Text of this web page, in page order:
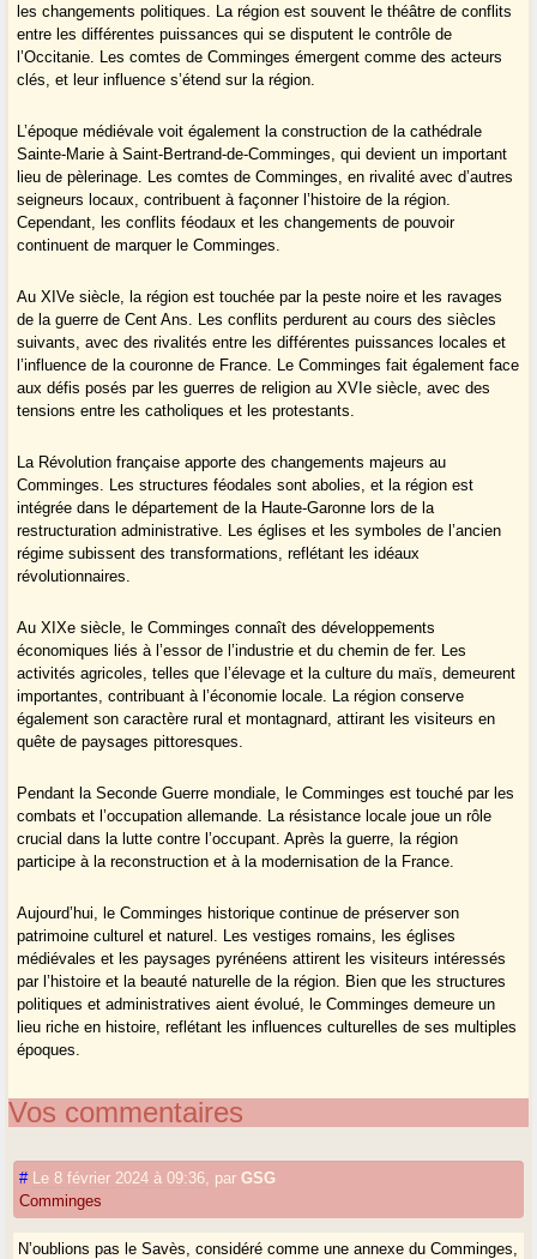
les changements politiques. La région est souvent le théâtre de conflits
entre les différentes puissances qui se disputent le contrôle de
l’Occitanie. Les comtes de Comminges émergent comme des acteurs
clés, et leur influence s’étend sur la région.
L’époque médiévale voit également la construction de la cathédrale
Sainte-Marie à Saint-Bertrand-de-Comminges, qui devient un important
lieu de pèlerinage. Les comtes de Comminges, en rivalité avec d’autres
seigneurs locaux, contribuent à façonner l’histoire de la région.
Cependant, les conflits féodaux et les changements de pouvoir
continuent de marquer le Comminges.
Au XIVe siècle, la région est touchée par la peste noire et les ravages
de la guerre de Cent Ans. Les conflits perdurent au cours des siècles
suivants, avec des rivalités entre les différentes puissances locales et
l’influence de la couronne de France. Le Comminges fait également face
aux défis posés par les guerres de religion au XVIe siècle, avec des
tensions entre les catholiques et les protestants.
La Révolution française apporte des changements majeurs au
Comminges. Les structures féodales sont abolies, et la région est
intégrée dans le département de la Haute-Garonne lors de la
restructuration administrative. Les églises et les symboles de l’ancien
régime subissent des transformations, reflétant les idéaux
révolutionnaires.
Au XIXe siècle, le Comminges connaît des développements
économiques liés à l’essor de l’industrie et du chemin de fer. Les
activités agricoles, telles que l’élevage et la culture du maïs, demeurent
importantes, contribuant à l’économie locale. La région conserve
également son caractère rural et montagnard, attirant les visiteurs en
quête de paysages pittoresques.
Pendant la Seconde Guerre mondiale, le Comminges est touché par les
combats et l’occupation allemande. La résistance locale joue un rôle
crucial dans la lutte contre l’occupant. Après la guerre, la région
participe à la reconstruction et à la modernisation de la France.
Aujourd’hui, le Comminges historique continue de préserver son
patrimoine culturel et naturel. Les vestiges romains, les églises
médiévales et les paysages pyrénéens attirent les visiteurs intéressés
par l’histoire et la beauté naturelle de la région. Bien que les structures
politiques et administratives aient évolué, le Comminges demeure un
lieu riche en histoire, reflétant les influences culturelles de ses multiples
époques.
Vos commentaires
# Le 8 février 2024 à 09:36 parGSG
Comminges
N’oublions pas le Savès, considéré comme une annexe du Comminges,